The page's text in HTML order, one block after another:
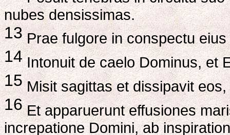
nubes densissimas.
13Prae fulgore in conspectu
14Intonuit de caelo Dominus, et
15Misit sagittas et dissipavit
16Et apparuerunt effusiones
increpatione Domini, ab